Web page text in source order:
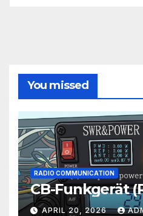
You missed
RADIO COMMUNICATION
CB-Funkgerät
APRIL 20, 2026